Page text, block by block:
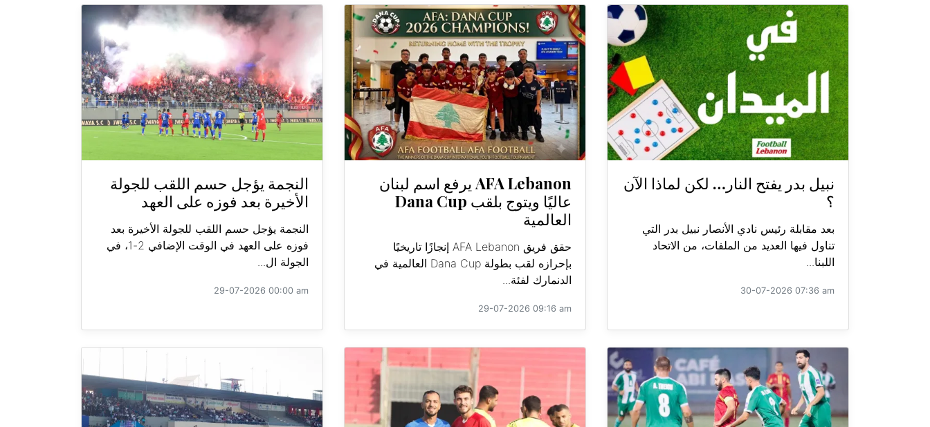
نبيل بدر يفتح النار… لكن لماذا الآن
؟
بعد مقابلة رئيس نادي الأنصار نبيل بدر التي
تناول فيها العديد من الملفات، من الاتحاد
اللبنا...
30-07-2026 07:36 am
AFA Lebanon يرفع اسم لبنان
عاليًا ويتوج بلقب Dana Cup
العالمية
حقق فريق AFA Lebanon إنجازًا تاريخيًا
بإحرازه لقب بطولة Dana Cup العالمية في
الدنمارك لفئة...
29-07-2026 09:16 am
النجمة يؤجل حسم اللقب للجولة
الأخيرة بعد فوزه على العهد
النجمة يؤجل حسم اللقب للجولة الأخيرة بعد
فوزه على العهد في الوقت الإضافي 2-1، في
الجولة ال...
29-07-2026 00:00 am